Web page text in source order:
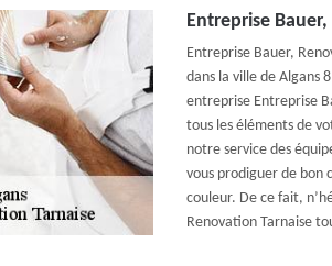
Entreprise
Entreprise Bauer,
dans la ville de Algans
entreprise Entreprise
tous les éléments de
notre service des
vous prodiguer de bon
couleur. De ce fait,
Renovation Tarnaise